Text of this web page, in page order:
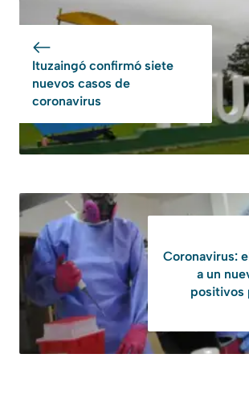
Ituzaingó confirmó siete
nuevos casos de
coronavirus
Coronavirus:
a un
positivos